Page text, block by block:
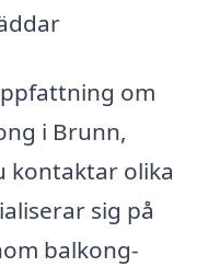
om
i Brunn,
kontaktar olika
sig på
balkong-